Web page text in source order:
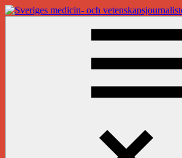
Hoppa
till